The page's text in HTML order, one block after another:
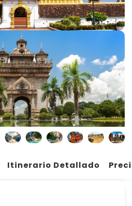
Itinerario Detallado